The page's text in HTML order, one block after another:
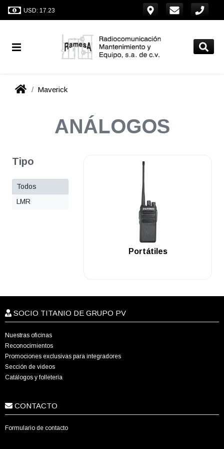
USD: 17.23
Maverick
ANÁLOGOS
Tipo
Todos
LMR
.
Portátiles
SOCIO TITANIO DE GRUPO PV
Nuestras oficinas
Reconocimientos
Promociones exclusivas para integradores
Sección de videos
Catálogos y folletería
CONTACTO
Formulario de contacto